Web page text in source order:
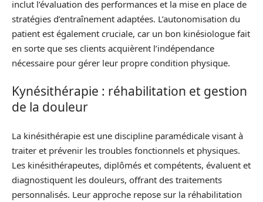
inclut l’évaluation des performances et la mise en place de
stratégies d’entraînement adaptées. L’autonomisation du
patient est également cruciale, car un bon kinésiologue fait
en sorte que ses clients acquièrent l’indépendance
nécessaire pour gérer leur propre condition physique.
Kynésithérapie : réhabilitation et gestion
de la douleur
La kinésithérapie est une discipline paramédicale visant à
traiter et prévenir les troubles fonctionnels et physiques.
Les kinésithérapeutes, diplômés et compétents, évaluent et
diagnostiquent les douleurs, offrant des traitements
personnalisés. Leur approche repose sur la réhabilitation